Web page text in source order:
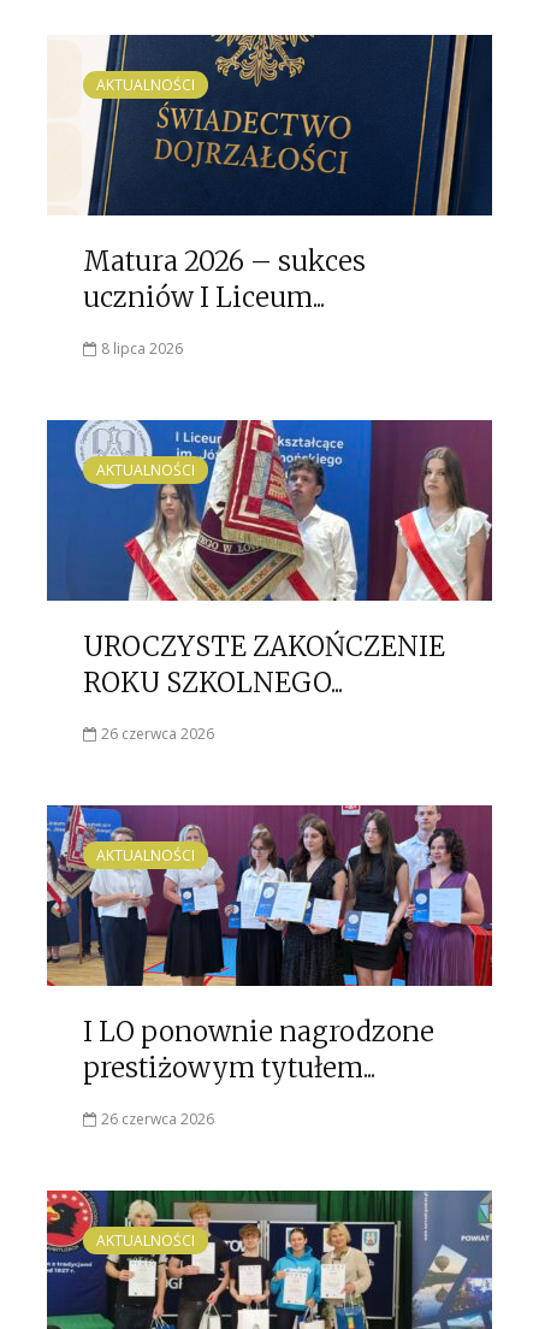
AKTUALNOŚCI
Matura 2026 – sukces
uczniów I Liceum...
8 lipca 2026
AKTUALNOŚCI
UROCZYSTE ZAKOŃCZENIE
ROKU SZKOLNEGO...
26 czerwca 2026
AKTUALNOŚCI
I LO ponownie nagrodzone
prestiżowym tytułem...
26 czerwca 2026
AKTUALNOŚCI